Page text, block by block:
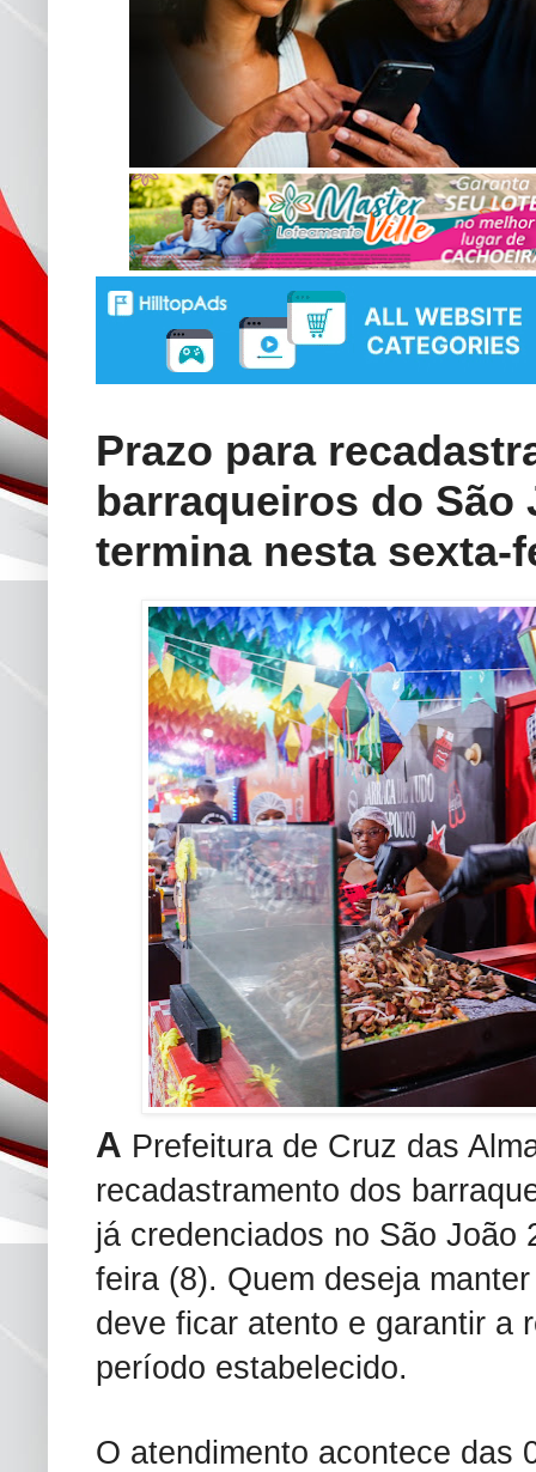
Prazo para
barraqueiros do São
termina nesta sexta-
A Prefeitura de Cruz das
recadastramento dos
já credenciados no São João
feira (8). Quem deseja
deve ficar atento e garantir a
período estabelecido.
O atendimento acontece das